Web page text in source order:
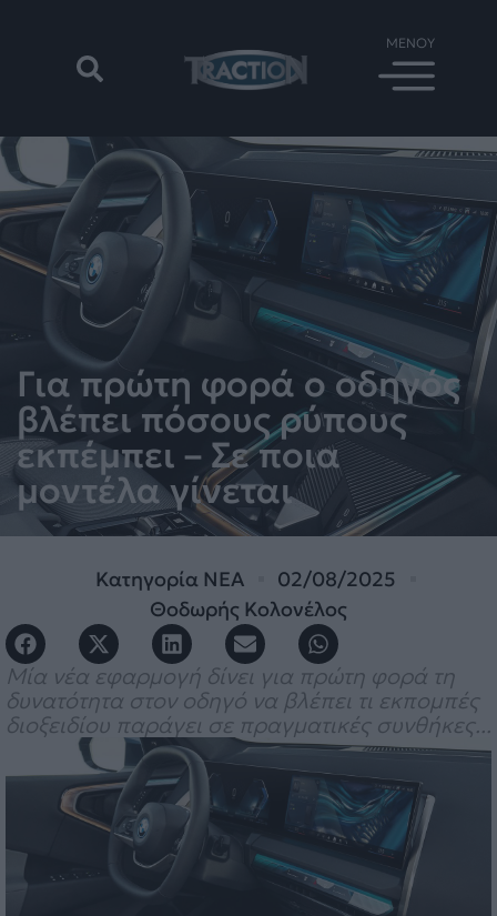
Για πρώτη φορά ο οδηγός
βλέπει πόσους ρύπους
εκπέμπει – Σε ποια
μοντέλα γίνεται
Κατηγορία ΝΕΑ
02/08/2025
Θοδωρής Κολονέλος
Μία νέα εφαρμογή δίνει για πρώτη φορά τη
δυνατότητα στον οδηγό να βλέπει τι εκπομπές
διοξειδίου παράγει σε πραγματικές συνθήκες...